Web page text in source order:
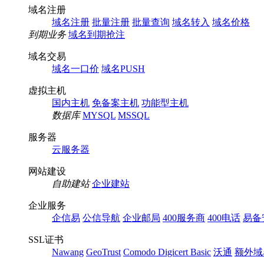
域名注册
域名注册 批量注册 批量查询 域名转入 域名价格
到期业务 域名到期抢注
域名交易
域名一口价 域名PUSH
虚拟主机
国内主机 免备案主机 功能型主机
数据库 MYSQL MSSQL
服务器
云服务器
网站建设
自助建站 企业建站
企业服务
企信易 公信导航 企业邮局 400服务商 400电话 易备
SSL证书
Nawang GeoTrust Comodo Digicert Basic 沃通 额外